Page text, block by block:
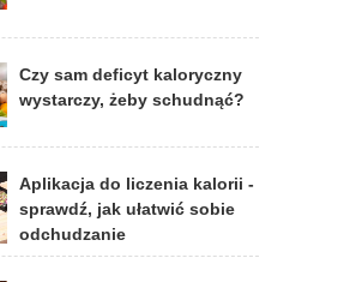
Czy sam deficyt kaloryczny
wystarczy, żeby schudnąć?
Aplikacja do liczenia kalorii -
sprawdź, jak ułatwić sobie
odchudzanie